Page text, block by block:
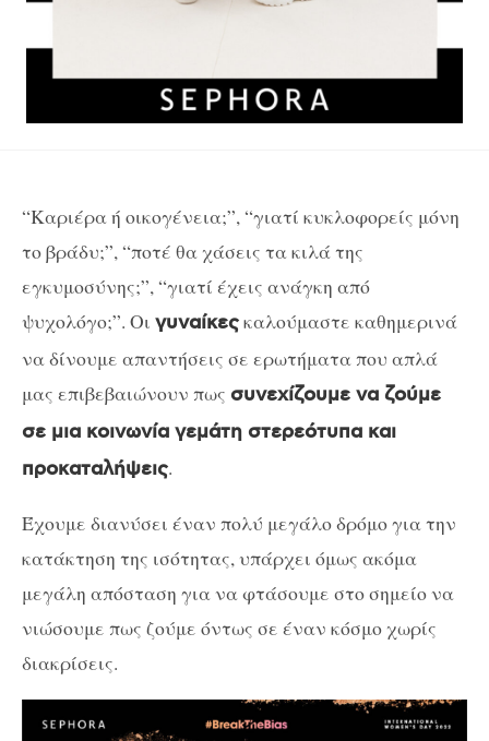
“Καριέρα ή οικογένεια;”, “γιατί κυκλοφορείς μόνη
το βράδυ;”, “ποτέ θα χάσεις τα κιλά της
εγκυμοσύνης;”, “γιατί έχεις ανάγκη από
ψυχολόγο;”. Οι γυναίκεςκαλούμαστε καθημερινά
να δίνουμε απαντήσεις σε ερωτήματα που απλά
μας επιβεβαιώνουν πως συνεχίζουμε να ζούμε
σε μια κοινωνία γεμάτη στερεότυπα και
προκαταλήψεις.
Έχουμε διανύσει έναν πολύ μεγάλο δρόμο για την
κατάκτηση της ισότητας, υπάρχει όμως ακόμα
μεγάλη απόσταση για να φτάσουμε στο σημείο να
νιώσουμε πως ζούμε όντως σε έναν κόσμο χωρίς
διακρίσεις.